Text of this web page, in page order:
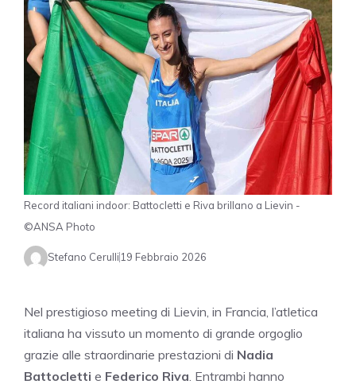
Record italiani indoor: Battocletti e Riva brillano a Lievin -
©ANSA Photo
Stefano Cerulli19 Febbraio 2026
Nel prestigioso meeting di Lievin, in Francia, l’atletica
italiana ha vissuto un momento di grande orgoglio
grazie alle straordinarie prestazioni di Nadia
Battocletti e Federico Riva . Entrambi hanno